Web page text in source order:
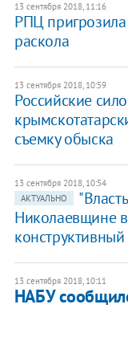
13 сентября 2018, 11:16
РПЦ
раскола
13 сентября 2018, 10:59
Российские
съемку обыска
13 сентября 2018, 10:54
АКТУАЛЬНО
Николаевщине
13 сентября 2018, 10:11
НАБУ